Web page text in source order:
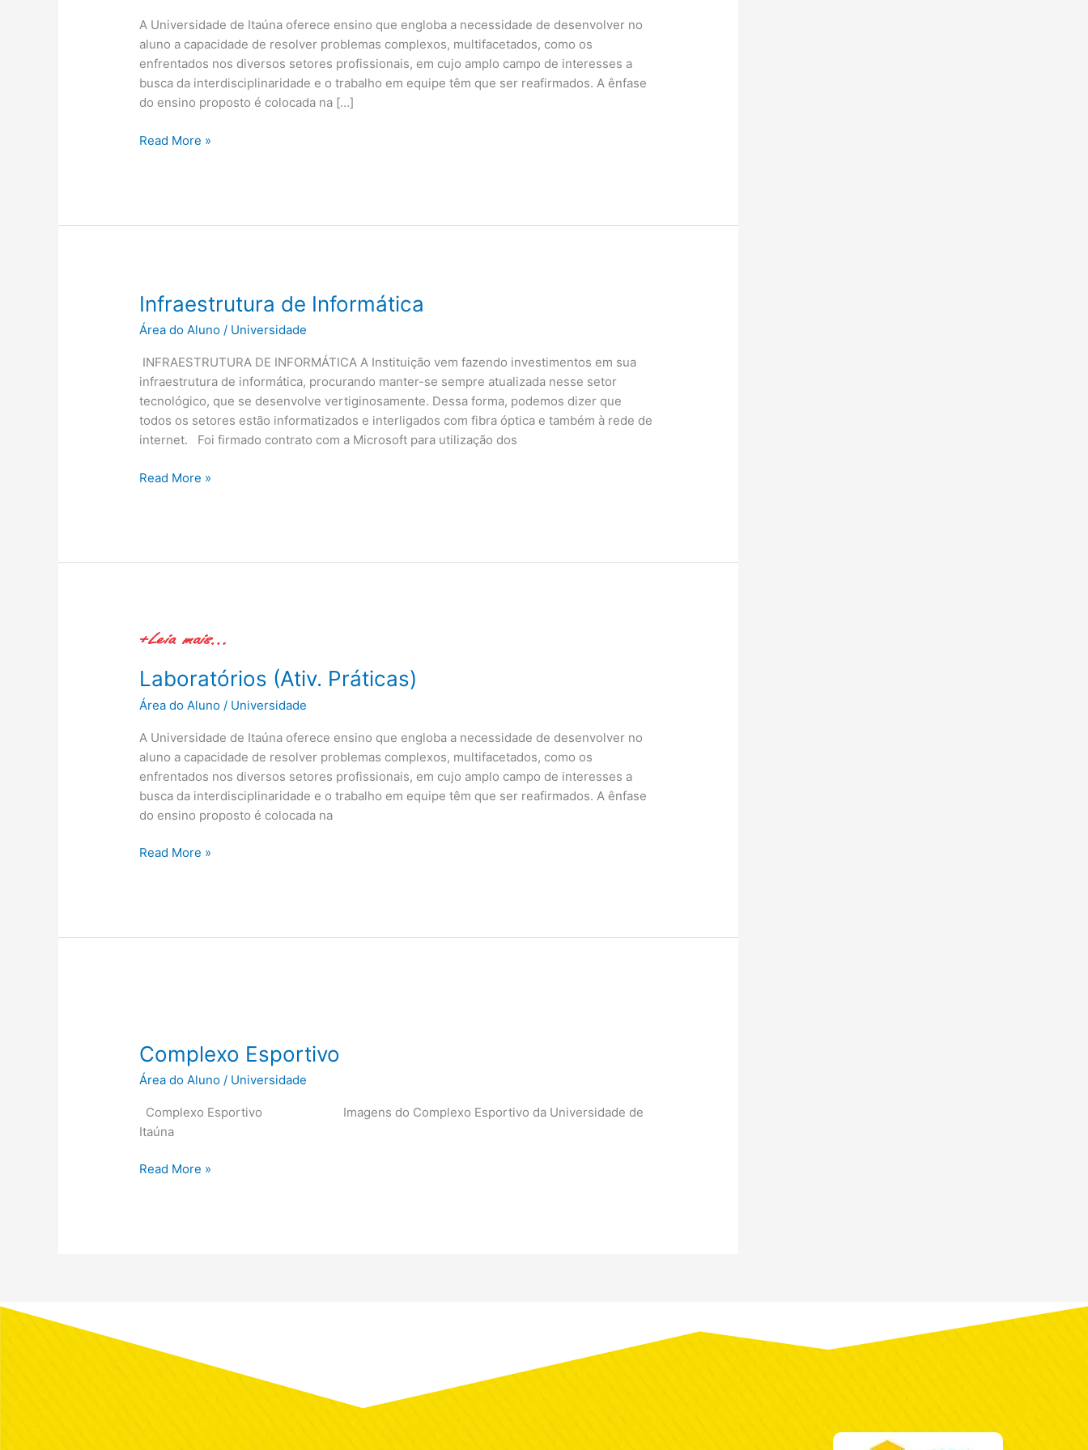
A Universidade de Itaúna oferece ensino que engloba a necessidade de desenvolver no
aluno a capacidade de resolver problemas complexos, multifacetados, como os
enfrentados nos diversos setores profissionais, em cujo amplo campo de interesses a
busca da interdisciplinaridade e o trabalho em equipe têm que ser reafirmados. A ênfase
do ensino proposto é colocada na […]
Read More »
Infraestrutura de Informática
Área do Aluno / Universidade
INFRAESTRUTURA DE INFORMÁTICA A Instituição vem fazendo investimentos em sua
infraestrutura de informática, procurando manter-se sempre atualizada nesse setor
tecnológico, que se desenvolve vertiginosamente. Dessa forma, podemos dizer que
todos os setores estão informatizados e interligados com fibra óptica e também à rede de
internet. Foi firmado contrato com a Microsoft para utilização dos
Infraestrutura
de
Informática
Read More »
Laboratórios (Ativ. Práticas)
Área do Aluno / Universidade
A Universidade de Itaúna oferece ensino que engloba a necessidade de desenvolver no
aluno a capacidade de resolver problemas complexos, multifacetados, como os
enfrentados nos diversos setores profissionais, em cujo amplo campo de interesses a
busca da interdisciplinaridade e o trabalho em equipe têm que ser reafirmados. A ênfase
do ensino proposto é colocada na
Laboratórios
Práticas)
Read More »
Complexo Esportivo
Área do Aluno / Universidade
Complexo Esportivo Imagens do Complexo Esportivo da Universidade de
Itaúna
Read More »